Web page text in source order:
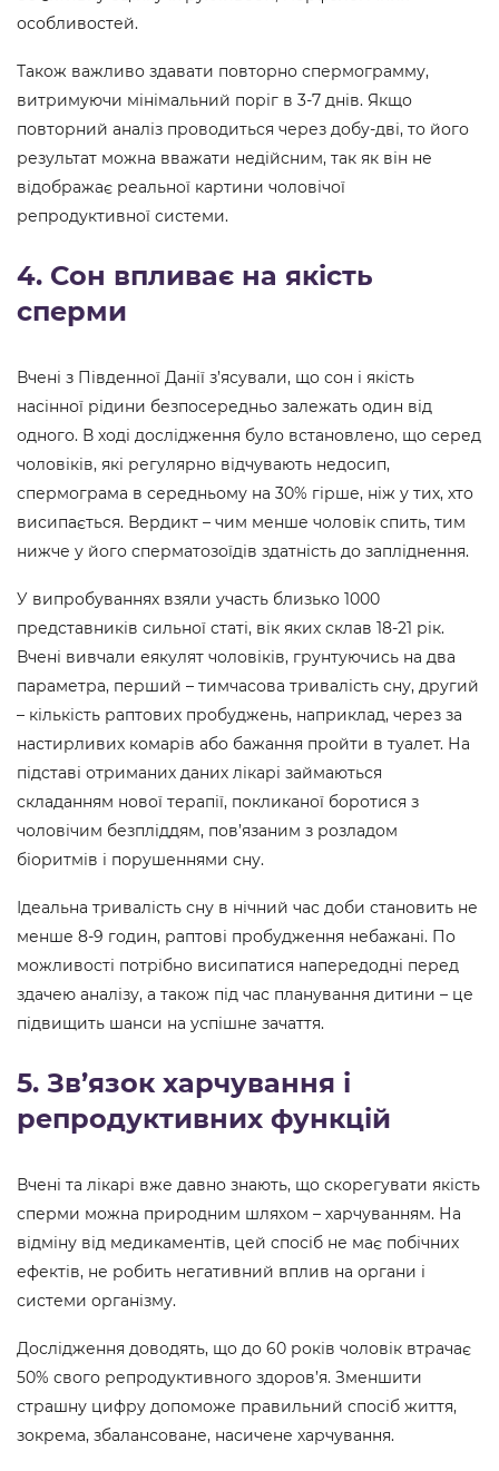
особливостей.
Також важливо здавати повторно спермограмму,
витримуючи мінімальний поріг в 3-7 днів. Якщо
повторний аналіз проводиться через добу-дві, то його
результат можна вважати недійсним, так як він не
відображає реальної картини чоловічої
репродуктивної системи.
4. Сон впливає на якість
сперми
Вчені з Південної Данії з’ясували, що сон і якість
насінної рідини безпосередньо залежать один від
одного. В ході дослідження було встановлено, що серед
чоловіків, які регулярно відчувають недосип,
спермограма в середньому на 30% гірше, ніж у тих, хто
висипається. Вердикт – чим менше чоловік спить, тим
нижче у його сперматозоїдів здатність до запліднення.
У випробуваннях взяли участь близько 1000
представників сильної статі, вік яких склав 18-21 рік.
Вчені вивчали еякулят чоловіків, грунтуючись на два
параметра, перший – тимчасова тривалість сну, другий
– кількість раптових пробуджень, наприклад, через за
настирливих комарів або бажання пройти в туалет. На
підставі отриманих даних лікарі займаються
складанням нової терапії, покликаної боротися з
чоловічим безпліддям, пов’язаним з розладом
біоритмів і порушеннями сну.
Ідеальна тривалість сну в нічний час доби становить не
менше 8-9 годин, раптові пробудження небажані. По
можливості потрібно висипатися напередодні перед
здачею аналізу, а також під час планування дитини – це
підвищить шанси на успішне зачаття.
5. Зв’язок харчування і
репродуктивних функцій
Вчені та лікарі вже давно знають, що скорегувати якість
сперми можна природним шляхом – харчуванням. На
відміну від медикаментів, цей спосіб не має побічних
ефектів, не робить негативний вплив на органи і
системи організму.
Дослідження доводять, що до 60 років чоловік втрачає
50% свого репродуктивного здоров’я. Зменшити
страшну цифру допоможе правильний спосіб життя,
зокрема, збалансоване, насичене харчування.